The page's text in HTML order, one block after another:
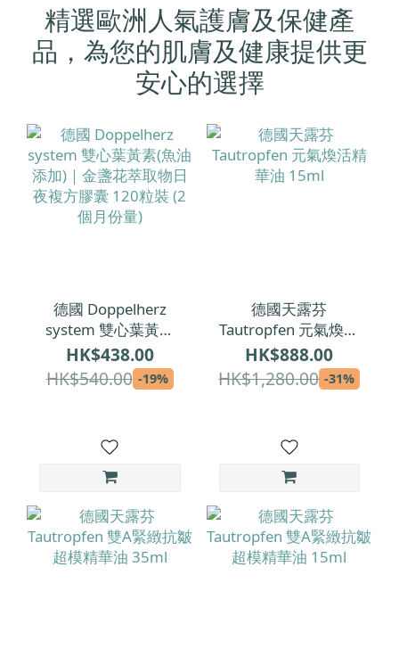
精選歐洲人氣護膚及保健產
品，為您的肌膚及健康提供更
安心的選擇
德國 Doppelherz
system 雙心葉黃素
(魚油添加)｜金盞花萃
取物日夜複方膠囊
120粒裝 (2個月份量)
HK$438.00
HK$540.00 -19%
德國天露芬
Tautropfen 元氣煥活
精華油 15ml
HK$888.00
HK$1,280.00 -31%